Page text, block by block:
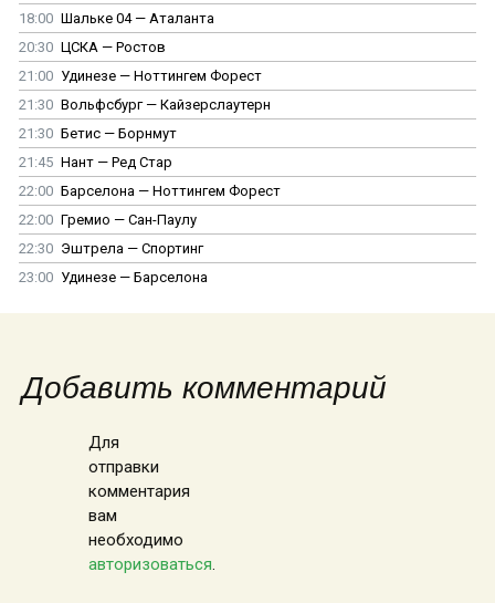
18:00 Шальке 04 — Аталанта
20:30 ЦСКА — Ростов
21:00 Удинезе — Ноттингем Форест
21:30 Вольфсбург — Кайзерслаутерн
21:30 Бетис — Борнмут
21:45 Нант — Ред Стар
22:00 Барселона — Ноттингем Форест
22:00 Гремио — Сан-Паулу
22:30 Эштрела — Спортинг
23:00 Удинезе — Барселона
Добавить комментарий
Для
отправки
комментария
вам
необходимо
авторизоваться.